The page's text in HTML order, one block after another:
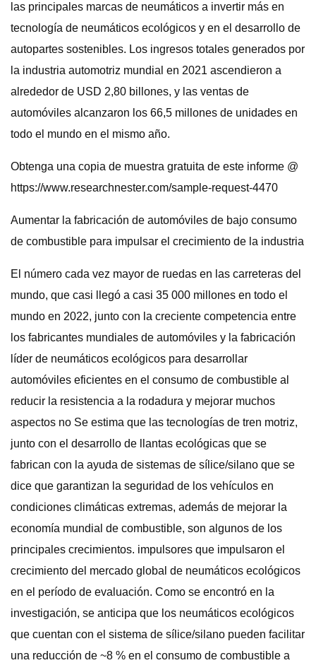
las principales marcas de neumáticos a invertir más en
tecnología de neumáticos ecológicos y en el desarrollo de
autopartes sostenibles. Los ingresos totales generados por
la industria automotriz mundial en 2021 ascendieron a
alrededor de USD 2,80 billones, y las ventas de
automóviles alcanzaron los 66,5 millones de unidades en
todo el mundo en el mismo año.
Obtenga una copia de muestra gratuita de este informe @
https://www.researchnester.com/sample-request-4470
Aumentar la fabricación de automóviles de bajo consumo
de combustible para impulsar el crecimiento de la industria
El número cada vez mayor de ruedas en las carreteras del
mundo, que casi llegó a casi 35 000 millones en todo el
mundo en 2022, junto con la creciente competencia entre
los fabricantes mundiales de automóviles y la fabricación
líder de neumáticos ecológicos para desarrollar
automóviles eficientes en el consumo de combustible al
reducir la resistencia a la rodadura y mejorar muchos
aspectos no Se estima que las tecnologías de tren motriz,
junto con el desarrollo de llantas ecológicas que se
fabrican con la ayuda de sistemas de sílice/silano que se
dice que garantizan la seguridad de los vehículos en
condiciones climáticas extremas, además de mejorar la
economía mundial de combustible, son algunos de los
principales crecimientos. impulsores que impulsaron el
crecimiento del mercado global de neumáticos ecológicos
en el período de evaluación. Como se encontró en la
investigación, se anticipa que los neumáticos ecológicos
que cuentan con el sistema de sílice/silano pueden facilitar
una reducción de ~8 % en el consumo de combustible a